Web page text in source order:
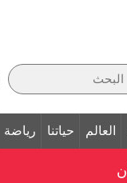
العالم حياتنا رياضة